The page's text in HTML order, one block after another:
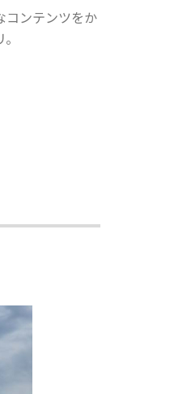
コンテンツをか